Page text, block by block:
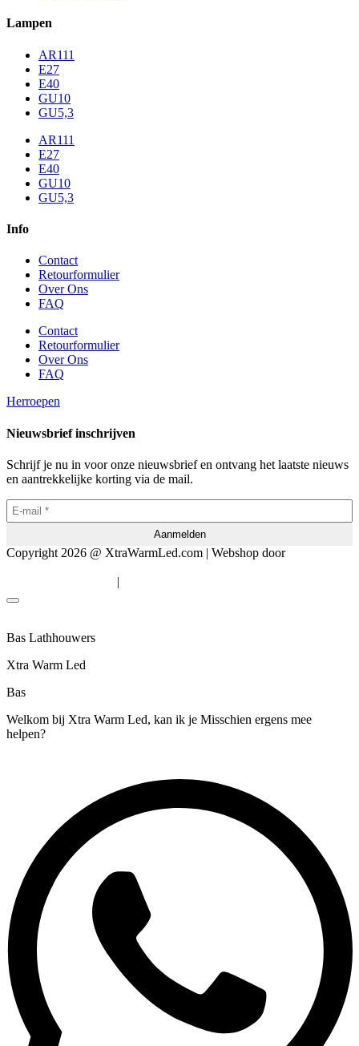
Lampen
AR111
E27
E40
GU10
GU5,3
AR111
E27
E40
GU10
GU5,3
Info
Contact
Retourformulier
Over Ons
FAQ
Contact
Retourformulier
Over Ons
FAQ
Herroepen
Nieuwsbrief inschrijven
Schrijf je nu in voor onze nieuwsbrief en ontvang het laatste nieuws
en aantrekkelijke korting via de mail.
Copyright 2026 @ XtraWarmLed.com | Webshop door
|
Bas Lathhouwers
Xtra Warm Led
Bas
Welkom bij Xtra Warm Led, kan ik je Misschien ergens mee
helpen?